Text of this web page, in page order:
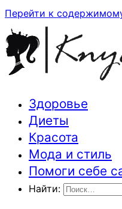
Перейти к
Траектория
Здоровье
Диеты
Красота
Мода и стиль
Помоги себе
Найти: